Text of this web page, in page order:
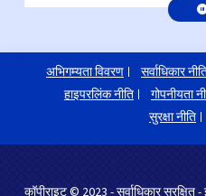
अभिगम्यता विवरण सर्वाधिकार
हाइपरलिंक नीति
गोपनीयता
सुरक्षा नीति
कॉपीराइट © 2023 - सर्वाधिकार सुरक्षित -